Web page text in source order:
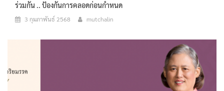
ร่วมกัน .. ป้องกันการคลอดก่อนกำหนด
3 กุมภาพันธ์ 2568 mutchalin